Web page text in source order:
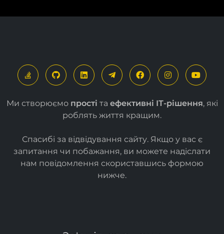
Ми створюємопрості таефективні ІТ-рішення
Спасибі за відвідування сайту. Якщо у вас є
запитання чи побажання, ви можете надіслати
нам повідомлення скориставшись формою